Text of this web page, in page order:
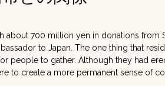
about 700 million yen in donations from
to Japan. The one thing that
people to gather. Although they had
to create a more permanent sense of